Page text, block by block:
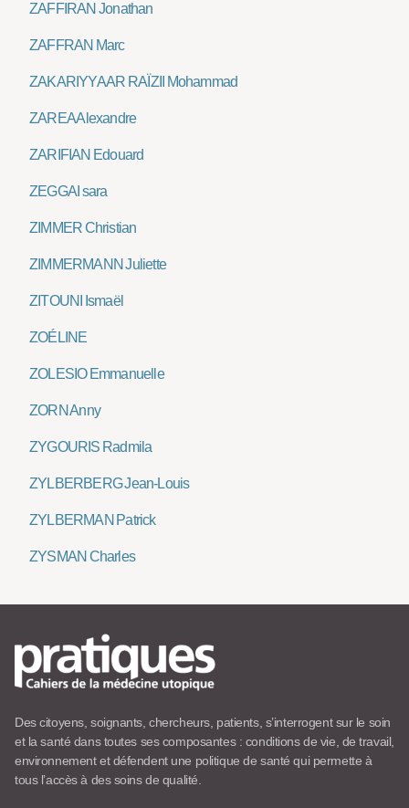
ZAFFIRAN Jonathan
ZAFFRAN Marc
ZAKARIYYA AR RAÏZII Mohammad
ZAREA Alexandre
ZARIFIAN Edouard
ZEGGAI sara
ZIMMER Christian
ZIMMERMANN Juliette
ZITOUNI Ismaël
ZOÉLINE
ZOLESIO Emmanuelle
ZORN Anny
ZYGOURIS Radmila
ZYLBERBERG Jean-Louis
ZYLBERMAN Patrick
ZYSMAN Charles
Des citoyens, soignants, chercheurs, patients, s’interrogent sur le soin
et la santé dans toutes ses composantes : conditions de vie, de travail,
environnement et défendent une politique de santé qui permette à
tous l’accès à des soins de qualité.